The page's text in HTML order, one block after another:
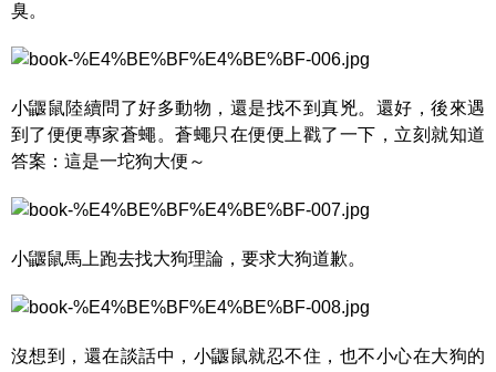
臭。
小鼴鼠陸續問了好多動物，還是找不到真兇。還好，後來遇
到了便便專家蒼蠅。蒼蠅只在便便上戳了一下，立刻就知道
答案：這是一坨狗大便～
小鼴鼠馬上跑去找大狗理論，要求大狗道歉。
沒想到，還在談話中，小鼴鼠就忍不住，也不小心在大狗的